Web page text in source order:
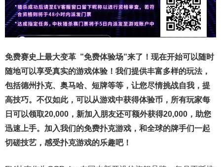
免费赛史上最大变革 ”免费体验场”来了！ 现在开始可以随时
随地可以享受真实的游戏体验！我们提供丰富多样的玩法，
包括德州扑克、奥马哈、短牌等等，让您尽情挑战自我，提
高技巧。不仅如此， 可以从游戏中获得体验币，所有玩家每
日可以领取20,000，新加入朋友还可额外获得20,000，助您
迅速上手。 加入我们的免费扑克游戏，和全球的牌手们一起
切磋技艺，感受扑克游戏的乐趣吧！